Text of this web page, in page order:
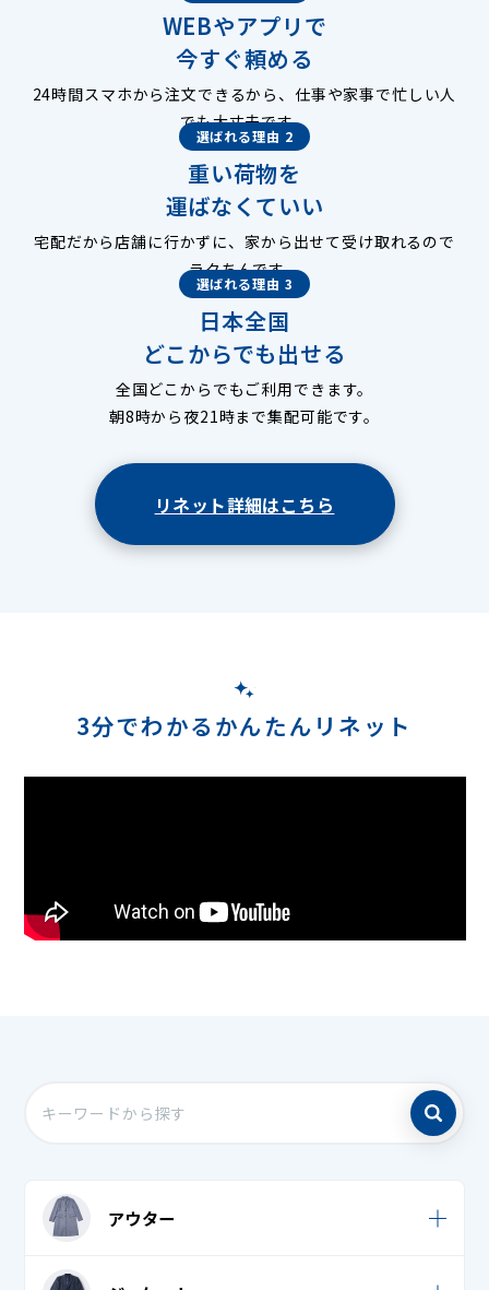
WEBやアプリで
今すぐ頼める
24時間スマホから注文できるから、仕事や家事で忙しい人
でも大丈夫です。
選ばれる理由 2
重い荷物を
運ばなくていい
宅配だから店舗に行かずに、家から出せて受け取れるので
ラクちんです。
選ばれる理由 3
日本全国
どこからでも出せる
全国どこからでもご利用できます。
朝8時から夜21時まで集配可能です。
リネット詳細はこちら
3分でわかるかんたんリネット
アウター
ウィンドブレーカー